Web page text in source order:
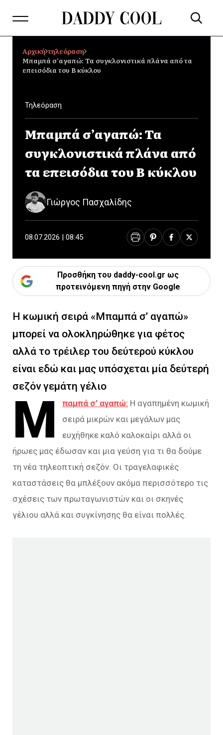
Αρχική τηλεόραση
Μπαμπά σ’αγαπώ: Τα συγκλονιστικά πλάνα από τα
επεισόδια του Β κύκλου
Τηλεόραση
Μπαμπά σ’αγαπώ: Τα
συγκλονιστικά πλάνα από
τα επεισόδια του Β κύκλου
Γιώργος Πασχαλίδης
08.07.2026 | 08:45
Προσθήκη του daddy-cool.gr ως
προτεινόμενη πηγή στην Google
Η κωμική σειρά «Μπαμπά σ’ αγαπώ»
μπορεί να ολοκληρώθηκε για φέτος
αλλά το τρέιλερ του δεύτερού κύκλου
είναι εδώ και μας υπόσχεται μία δεύτερή
σεζόν γεμάτη γέλιο
Μ παμπά σ’ αγαπώ: Η αγαπημένη κωμική
σειρά μικρών και μεγάλων μας
ευχήθηκε καλό καλοκαίρι αλλά οι
ήρωες μας έδωσαν και μια γεύση για τι θα δούμε
τη νέα τηλεοπτική σεζόν. Οι τραγελαφικές
καταστάσεις θα μπλέξουν ακόμα περισσότερο τις
σχέσεις των πρωταγωνιστών και οι σκηνές
γέλιου αλλά και συγκίνησης θα είναι πολλές.